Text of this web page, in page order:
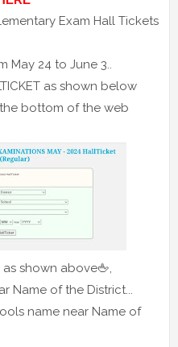
Exam Hall Tickets
May 24 to June 3..
as shown below
bottom of the web
shown above🖕,
Name of the District...
name near Name of